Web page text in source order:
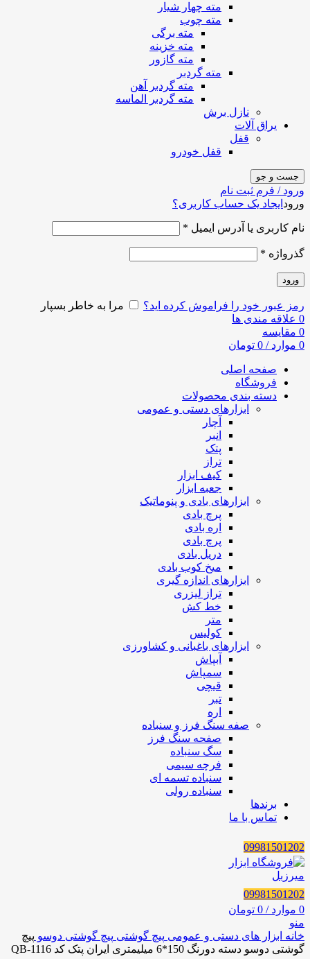
مته چهار شیار
مته چوب
مته برگی
مته خزینه
مته گازور
مته گردبر
مته گردبر آهن
مته گردبر الماسه
نازل برش
یراق آلات
قفل
قفل خودرو
جست و جو
ورود / فرم ثبت نام
ورود ایجاد یک حساب کاربری؟
نام کاربری یا آدرس ایمیل *
گذرواژه *
ورود
رمز عبور خود را فراموش کرده اید؟
مرا به خاطر بسپار
0 علاقه مندی ها
0 مقایسه
0 موارد /
0 تومان
صفحه اصلی
فروشگاه
دسته بندی محصولات
ابزارهای دستی و عمومی
آچار
انبر
پتک
تراز
کیف ابزار
جعبه ابزار
ابزارهای بادی و پنوماتیک
پرچ بادی
اره بادی
پرچ بادی
دریل بادی
میخ کوب بادی
ابزارهای اندازه گیری
تراز لیزری
خط کش
متر
کولیس
ابزارهای باغبانی و کشاورزی
آبپاش
سمپاش
قیچی
تبر
اره
صفه سنگ فرز و سنباده
صفحه سنگ فرز
سگ سنباده
فرچه سیمی
سنباده تسمه ای
سنباده رولی
برندها
تماس با ما
09981501202
09981501202
0 موارد /
0 تومان
منو
خانه ابزار های دستی و عمومی پیچ گوشتی پیچ گوشتی دوسو پیچ
گوشتی دوسو دسته دورنگ 150*6 میلیمتری ایران پتک کد QB-1116